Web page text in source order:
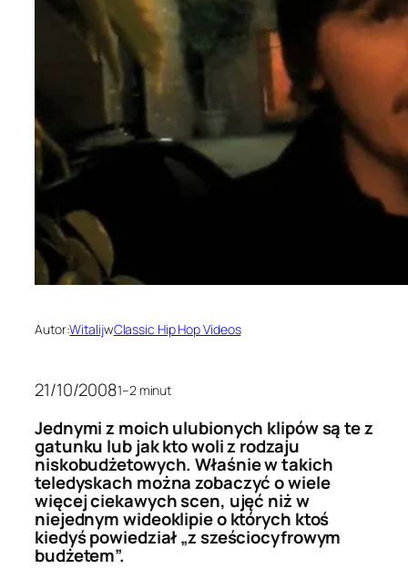
Autor:WitalijwClassic Hip Hop Videos
21/10/20081–2 minut
Jednymi z moich ulubionych klipów są te z
gatunku lub jak kto woli z rodzaju
niskobudżetowych. Właśnie w takich
teledyskach można zobaczyć o wiele
więcej ciekawych scen, ujęć niż w
niejednym wideoklipie o których ktoś
kiedyś powiedział „z sześciocyfrowym
budżetem”.